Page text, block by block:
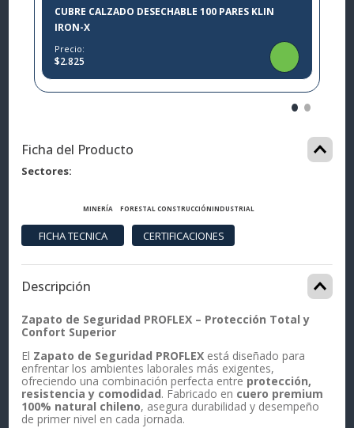
CUBRE CALZADO DESECHABLE 100 PARES KLIN
IRON-X
Precio:
$2.825
Ficha del Producto
Sectores
MINERÍA FORESTAL CONSTRUCCIÓNINDUSTRIAL
Descripción
Zapato de Seguridad PROFLEX – Protección Total y
Confort Superior
El Zapato de Seguridad PROFLEX está diseñado para
enfrentar los ambientes laborales más exigentes,
ofreciendo una combinación perfecta entre protección,
resistencia y comodidad. Fabricado en cuero premium
100% natural chileno, asegura durabilidad y desempeño
de primer nivel en cada jornada.